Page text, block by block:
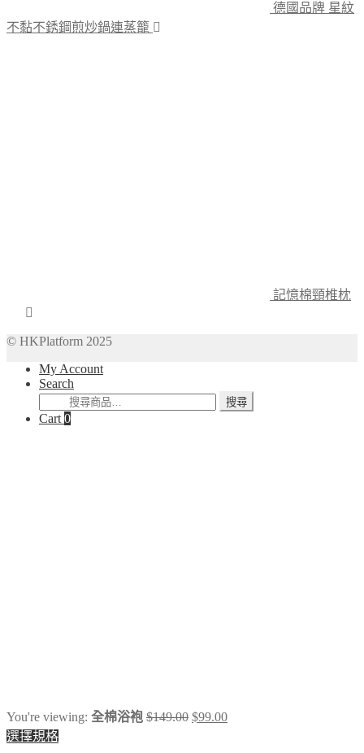
德國品牌 星紋
不黏不銹鋼煎炒鍋連蒸籠
記憶棉頸椎枕
© HKPlatform 2025
My Account
Search
尋
搜尋
Cart 0
You're viewing: 全棉浴袍 $149.00 Original
price
$99.00Current
price
選擇規格